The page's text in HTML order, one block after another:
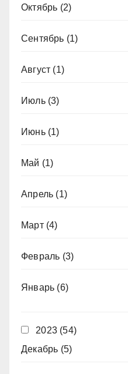
Октябрь (2)
Сентябрь (1)
Август (1)
Июль(3)
Июнь(1)
Май (1)
Апрель (1)
Март(4)
Февраль (3)
Январь (6)
2023 (54)
Декабрь (5)